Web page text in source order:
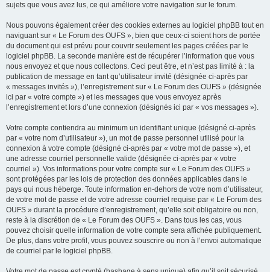
sujets que vous avez lus, ce qui améliore votre navigation sur le forum.
Nous pouvons également créer des cookies externes au logiciel phpBB tout en
naviguant sur « Le Forum des OUFS », bien que ceux-ci soient hors de portée
du document qui est prévu pour couvrir seulement les pages créées par le
logiciel phpBB. La seconde manière est de récupérer l’information que vous
nous envoyez et que nous collectons. Ceci peut être, et n’est pas limité à : la
publication de message en tant qu’utilisateur invité (désignée ci-après par
« messages invités »), l’enregistrement sur « Le Forum des OUFS » (désignée
ici par « votre compte ») et les messages que vous envoyez après
l’enregistrement et lors d’une connexion (désignés ici par « vos messages »).
Votre compte contiendra au minimum un identifiant unique (désigné ci-après
par « votre nom d’utilisateur »), un mot de passe personnel utilisé pour la
connexion à votre compte (désigné ci-après par « votre mot de passe »), et
une adresse courriel personnelle valide (désignée ci-après par « votre
courriel »). Vos informations pour votre compte sur « Le Forum des OUFS »
sont protégées par les lois de protection des données applicables dans le
pays qui nous héberge. Toute information en-dehors de votre nom d’utilisateur,
de votre mot de passe et de votre adresse courriel requise par « Le Forum des
OUFS » durant la procédure d’enregistrement, qu’elle soit obligatoire ou non,
reste à la discrétion de « Le Forum des OUFS ». Dans tous les cas, vous
pouvez choisir quelle information de votre compte sera affichée publiquement.
De plus, dans votre profil, vous pouvez souscrire ou non à l’envoi automatique
de courriel par le logiciel phpBB.